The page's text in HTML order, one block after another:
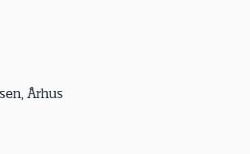
Århus